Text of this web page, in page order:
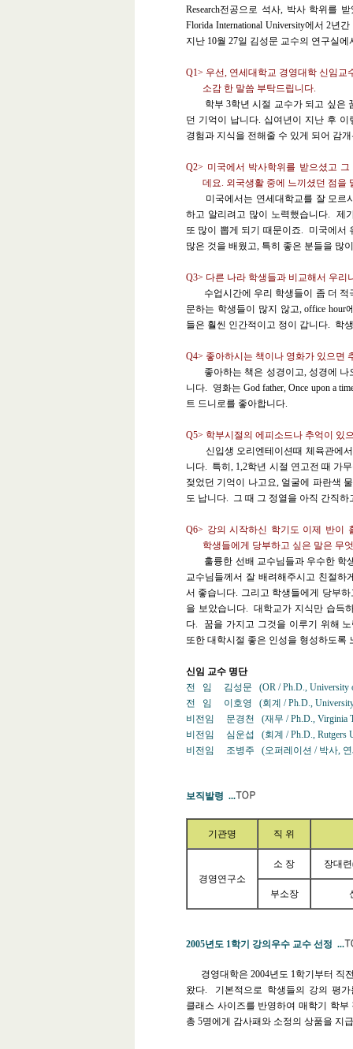
Research전공으로 석사, 박사 학위를 받
Florida International University에서 2년간
지난 10월 27일 김성문 교수의 연구실
Q1> 우선, 연세대학교 경영대학 신임교
소감 한 말씀 부탁드립니다.
학부 3학년 시절 교수가 되고 싶은
던 기억이 납니다. 십여년이 지난 후
경험과 지식을 전해줄 수 있게 되어 감
Q2> 미국에서 박사학위를 받으셨고
데요. 외국생활 중에 느끼셨던 점을
미국에서는 연세대학교를 잘 모르
하고 알리려고 많이 노력했습니다. 제
또 많이 뽑게 되기 때문이죠. 미국에서
많은 것을 배웠고, 특히 좋은 분들을 많
Q3> 다른 나라 학생들과 비교해서 우리
수업시간에 우리 학생들이 좀 더 적
문하는 학생들이 많지 않고, office
들은 훨씬 인간적이고 정이 갑니다. 학
Q4> 좋아하시는 책이나 영화가 있으면
좋아하는 책은 성경이고, 성경에 나
니다. 영화는 God father, Once upon a
트 드니로를 좋아합니다.
Q5> 학부시절의 에피소드나 추억이 있
신입생 오리엔테이션때 체육관에서
니다. 특히, 1,2학년 시절 연고전 때 가
젖었던 기억이 나고요, 얼굴에 파란색
도 납니다. 그 때 그 정열을 아직 간직
Q6> 강의 시작하신 학기도 이제 반이
학생들에게 당부하고 싶은 말은 무
훌륭한 선배 교수님들과 우수한 학
교수님들께서 잘 배려해주시고 친절하
서 좋습니다. 그리고 학생들에게 당부
을 보았습니다. 대학교가 지식만 습득
다.
꿈을 가지고 그것을 이루기 위해
또한 대학시절 좋은 인성을 형성하도록
신임 교수 명단
전 임
김성문
(OR / Ph.D., University
전 임
이호영 (회계 / Ph.D.,
비전임
문경천 (재무 / Ph.D., Virginia
비전임
심운섭 (회계 / Ph.D., Rutgers
비전임
조병주 (오퍼레이션 / 박사,
보직발령 ...
기관명 직 위
경영연구소
소 장 장대
부소장
2005년도 1학기 강의우수 교수 선정 ...
경영대학은 2004년도 1학기부터 직
왔다.
기본적으로 학생들의 강의 평
클래스 사이즈를 반영하여 매학기 학부
총 5명에게 감사패와 소정의 상품을 지